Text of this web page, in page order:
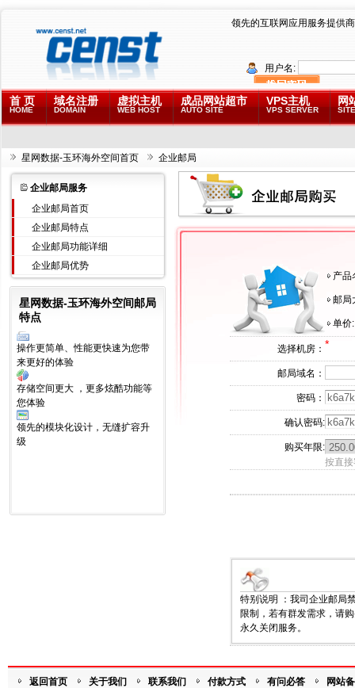
领先的互联网应用服务提供商
用户名:
首 页
HOME
域名注册
DOMAIN
虚拟主机
WEB HOST
成品网站超市
AUTO SITE
VPS主机
VPS SERVER
网
星网数据-玉环海外空间首页 企业邮局
企业邮局服务
企业邮局首页
企业邮局特点
企业邮局功能详细
企业邮局优势
星网数据-玉环海外空间邮局
特点
操作更简单、性能更快速为您带
来更好的体验
存储空间更大 ，更多炫酷功能等
您体验
领先的模块化设计，无缝扩容升
级
产品
邮局
单价:
选择机房： *
邮局域名：
密码：
确认密码:
购买年限:
按直
特别说明 ：我司企业邮局
限制，若有群发需求，请
永久关闭服务。
返回首页 关于我们 联系我们 付款方式 有问必答
网站